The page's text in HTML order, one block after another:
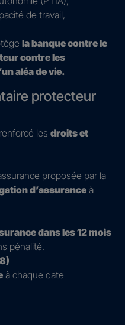
de travail,
la banque contre le
contre les
aléa de vie.
protecteur
les droits et
proposée par la
d’assuranceà
dans les 12 mois
pénalité.
à chaque date